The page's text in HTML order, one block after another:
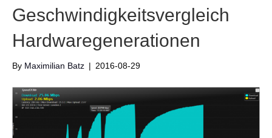
Geschwindigkeitsvergleich
Hardwaregenerationen
By Maximilian Batz | 2016-08-29